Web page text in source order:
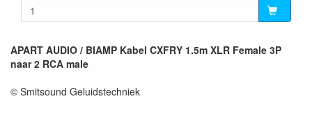
APART AUDIO / BIAMP Kabel CXFRY 1.5m XLR Female 3P
naar 2 RCA male
© Smitsound Geluidstechniek